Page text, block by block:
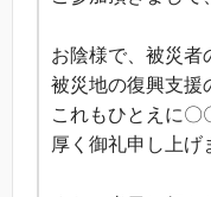
お陰様で、被災者
被災地の復興支援
これもひとえに〇
厚く御礼申し上げ